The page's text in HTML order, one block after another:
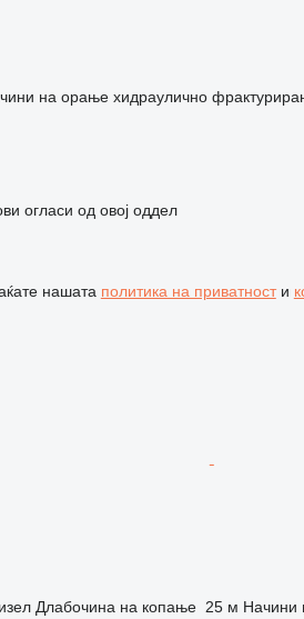
на орање хидраулично
огласи од овој оддел
нашата политика на приватности
Длабочина на копање 25 м Начини